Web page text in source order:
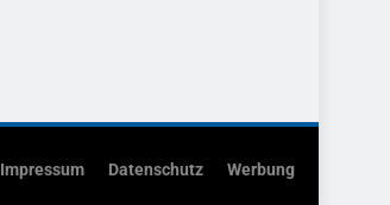
Impressum Datenschutz Werbung